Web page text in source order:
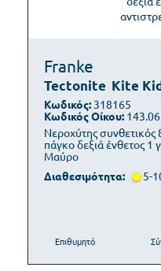
Franke
Tectonite Kite
Νεροχύτης
πάγκο δεξιά ένθετος
Μαύρο
Κωδικός: 318165
Κωδικός Οίκου:
Διαθεσιμότητα: 5-
Επιθυμητό